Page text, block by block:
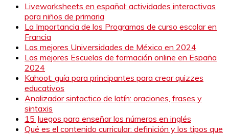
Liveworksheets en español: actividades interactivas
para niños de primaria
La Importancia de los Programas de curso escolar en
Francia
Las mejores Universidades de México en 2024
Las mejores Escuelas de formación online en España
2024
Kahoot: guía para principantes para crear quizzes
educativos
Analizador sintactico de latín: oraciones, frases y
sintaxis
15 Juegos para enseñar los números en inglés
Qué es el contenido curricular: definición y los tipos que